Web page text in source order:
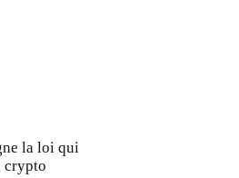
la loi qui
crypto